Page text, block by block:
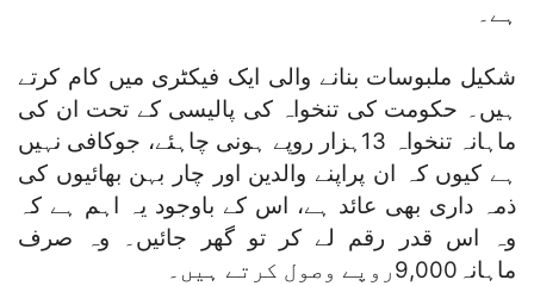
ہے۔
شکیل ملبوسات بنانے والی ایک فیکٹری میں کام کرتے
ہیں۔ حکومت کی تنخواہ کی پالیسی کے تحت ان کی
ماہانہ تنخواہ 13ہزار روپے ہونی چاہئے، جوکافی نہیں
ہے کیوں کہ ان پراپنے والدین اور چار بہن بھائیوں کی
ذمہ داری بھی عائد ہے، اس کے باوجود یہ اہم ہے کہ
وہ اس قدر رقم لے کر تو گھر جائیں۔ وہ صرف
ماہانہ9,000روپے وصول کرتے ہیں۔